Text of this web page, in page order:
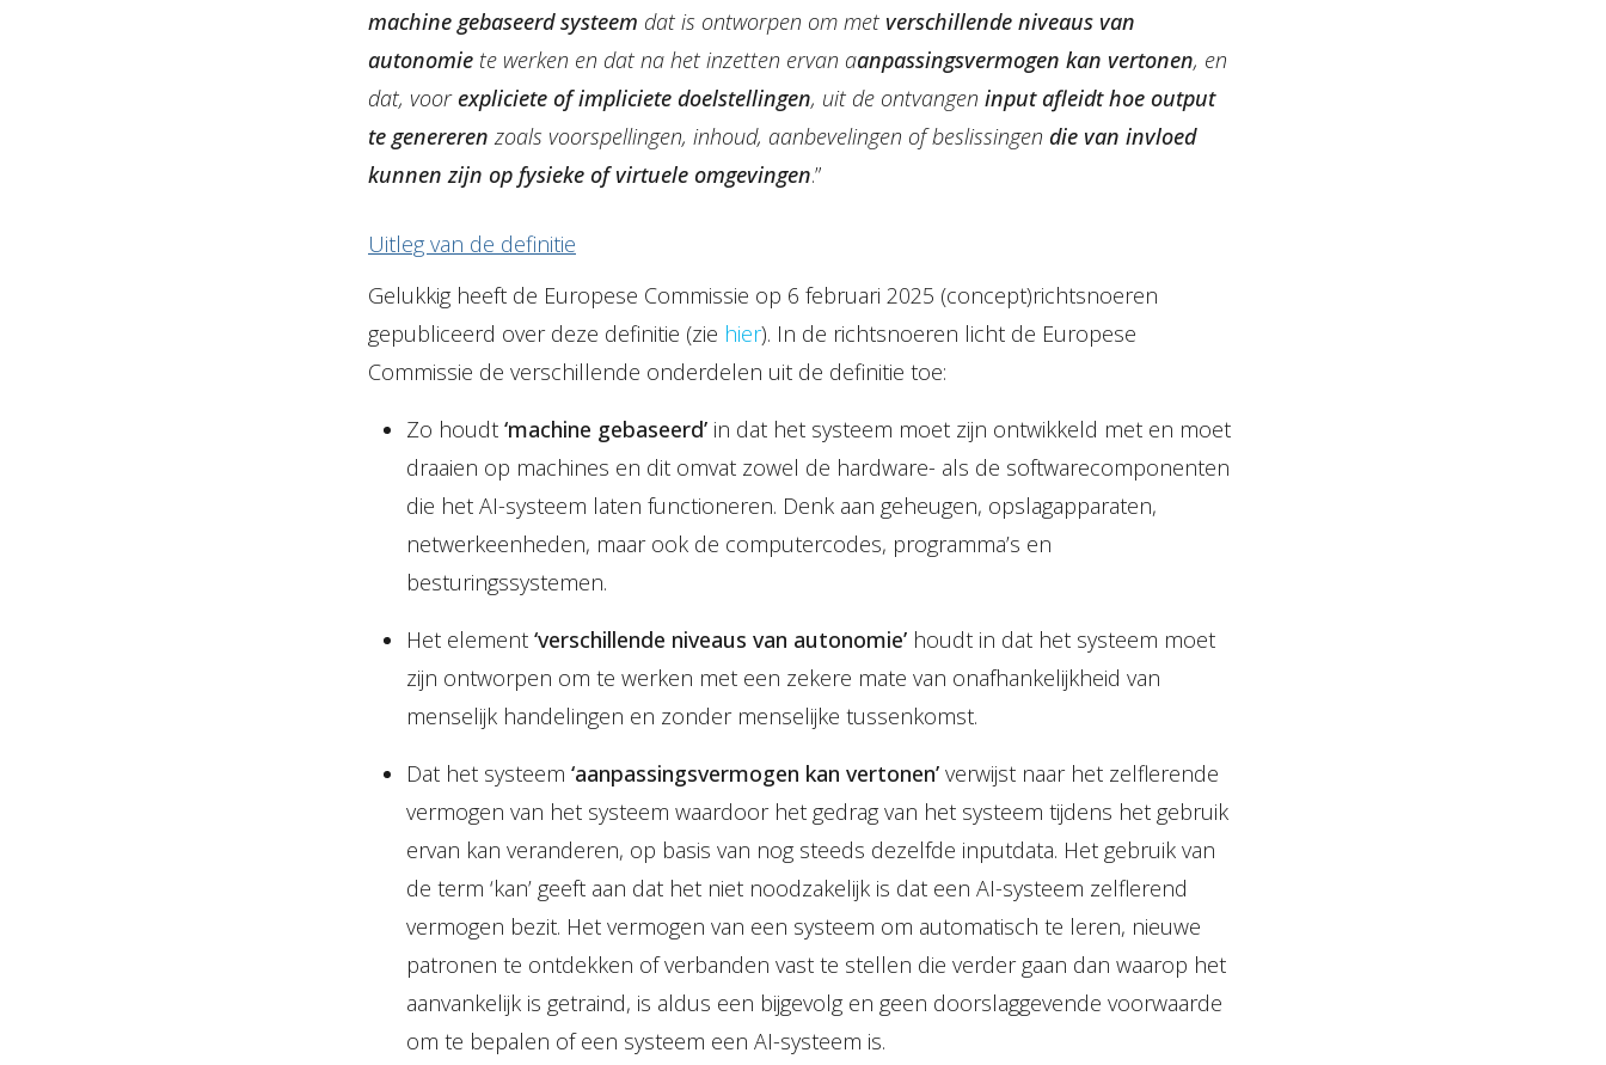
machine gebaseerd systeem dat is ontworpen om met verschillende niveaus van
autonomie te werken en dat na het inzetten ervan aanpassingsvermogen kan vertonen, en
dat, voorexpliciete of impliciete doelstellingen, uit de ontvangen input afleidt hoe output
te genererenzoals voorspellingen, inhoud, aanbevelingen of beslissingen die van invloed
kunnen zijn op fysieke of virtuele omgevingen.”
Uitleg van de definitie
Gelukkig heeft de Europese Commissie op 6 februari 2025 (concept)richtsnoeren
gepubliceerd over deze definitie (zie hier). In de richtsnoeren licht de Europese
Commissie de verschillende onderdelen uit de definitie toe:
Zo houdt ‘machine gebaseerd’ in dat het systeem moet zijn ontwikkeld met en moet
draaien op machines en dit omvat zowel de hardware- als de softwarecomponenten
die het AI-systeem laten functioneren. Denk aan geheugen, opslagapparaten,
netwerkeenheden, maar ook de computercodes, programma’s en
besturingssystemen.
Het element ‘verschillende niveaus van autonomie’ houdt in dat het systeem moet
zijn ontworpen om te werken met een zekere mate van onafhankelijkheid van
menselijk handelingen en zonder menselijke tussenkomst.
Dat het systeem ‘aanpassingsvermogen kan vertonen’ verwijst naar het zelflerende
vermogen van het systeem waardoor het gedrag van het systeem tijdens het gebruik
ervan kan veranderen, op basis van nog steeds dezelfde inputdata. Het gebruik van
de term ‘kan’ geeft aan dat het niet noodzakelijk is dat een AI-systeem zelflerend
vermogen bezit. Het vermogen van een systeem om automatisch te leren, nieuwe
patronen te ontdekken of verbanden vast te stellen die verder gaan dan waarop het
aanvankelijk is getraind, is aldus een bijgevolg en geen doorslaggevende voorwaarde
om te bepalen of een systeem een AI-systeem is.